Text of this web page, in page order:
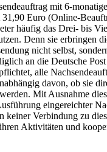
mit 6-
31,90 Euro (Online-
häufig das Drei- bis
Denn sie erbringen
nicht selbst,
an die Deutsche
alle
davon, ob sie
Mit Ausnahme
eingereichter
keiner Verbindung zu
Aktivitäten und